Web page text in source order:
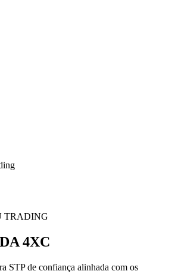
TRADING
4XC
STP de confiança alinhada com os